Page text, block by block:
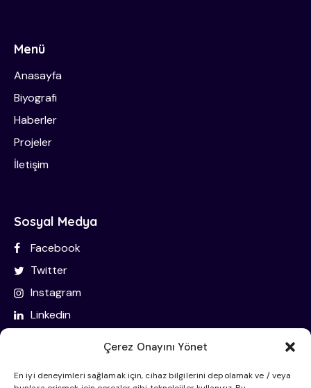
Çerez Onayını Yönet
En iyi deneyimleri sağlamak için, cihaz bilgilerini depolamak ve / veya
Menü
Anasayfa
Biyografi
Haberler
Projeler
İletişim
Sosyal Medya
Facebook
Twitter
Instagram
Linkedin
İletişim Bilgileri